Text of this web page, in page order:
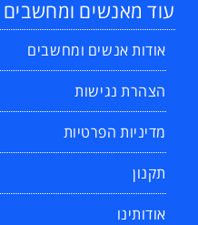
עוד מאנשים ומחשבים
אודות אנשים ומחשבים
הצהרת נגישות
מדיניות הפרטיות
תקנון
אודותינו